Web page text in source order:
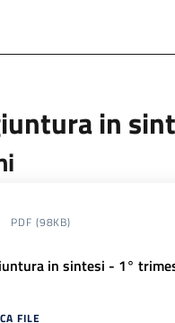
in
PDF (98KB)
in sintesi - 1°
FILE